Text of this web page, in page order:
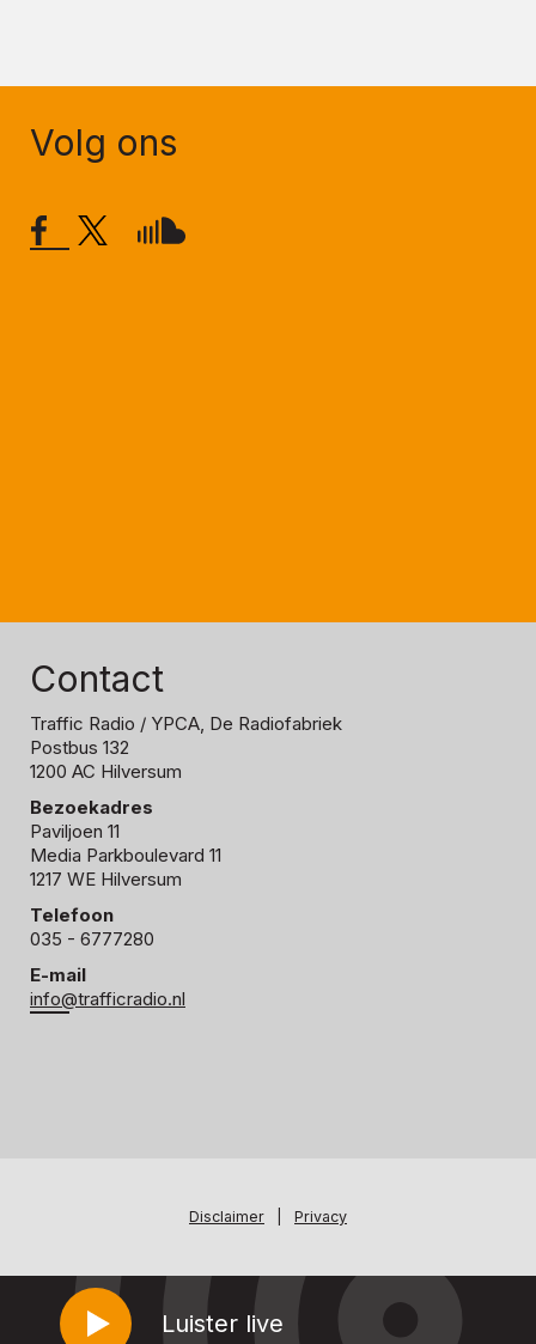
Luister live
Volg ons
Contact
Traffic Radio / YPCA, De Radiofabriek
Postbus 132
1200 AC Hilversum
Bezoekadres
Paviljoen 11
Media Parkboulevard 11
1217 WE Hilversum
Telefoon
035 - 6777280
E-mail
info@trafficradio.nl
Disclaimer Privacy